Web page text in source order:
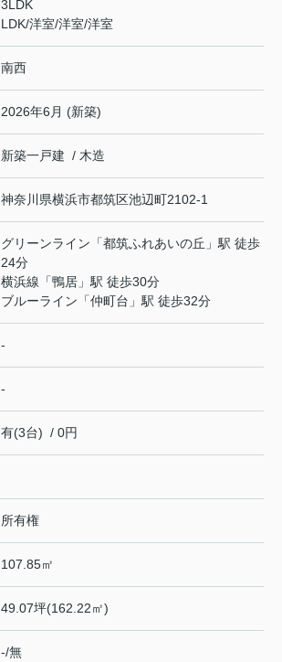
3LDK
LDK/洋室/洋室/洋室
南西
2026年6月 (新築)
新築一戸建 / 木造
神奈川県横浜市都筑区池辺町2102-1
グリーンライン 「都筑ふれあいの丘 」駅 徒歩
24分
横浜線 「鴨居 」駅 徒歩30分
ブルーライン 「仲町台 」駅 徒歩32分
-
-
有(3台) / 0円
所有権
107.85㎡
49.07坪(162.22㎡)
-/無